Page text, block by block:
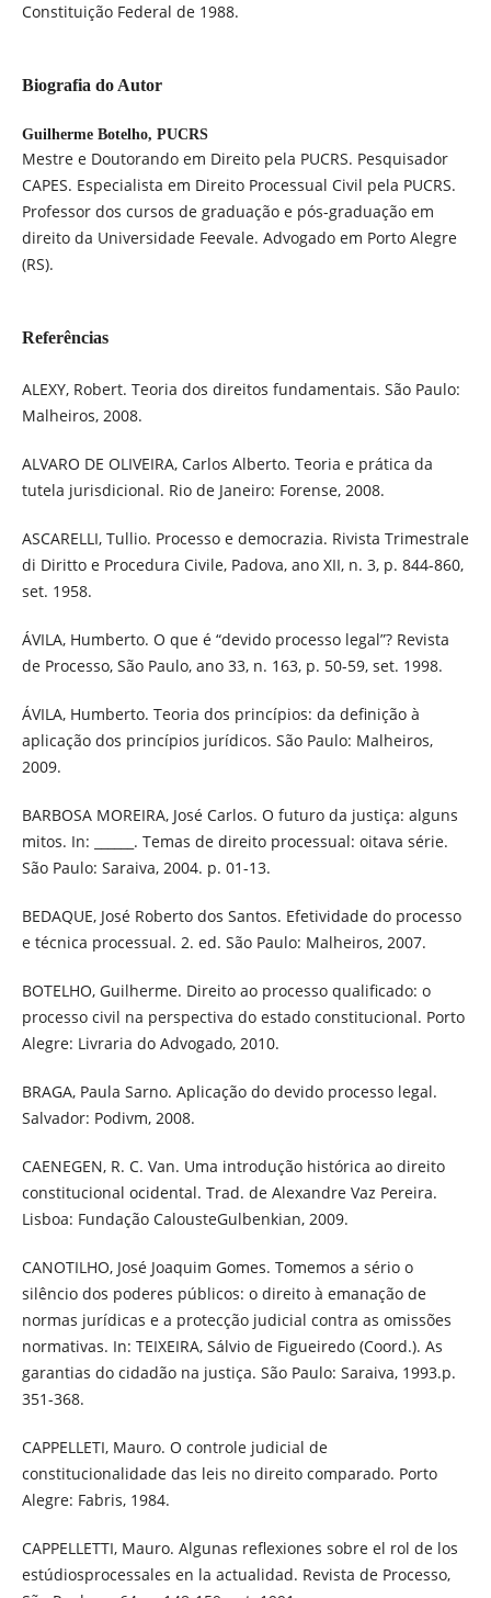
Constituição Federal de 1988.
Biografia do Autor
Guilherme Botelho, PUCRS
Mestre e Doutorando em Direito pela PUCRS. Pesquisador
CAPES. Especialista em Direito Processual Civil pela PUCRS.
Professor dos cursos de graduação e pós-graduação em
direito da Universidade Feevale. Advogado em Porto Alegre
(RS).
Referências
ALEXY, Robert. Teoria dos direitos fundamentais. São Paulo:
Malheiros, 2008.
ALVARO DE OLIVEIRA, Carlos Alberto. Teoria e prática da
tutela jurisdicional. Rio de Janeiro: Forense, 2008.
ASCARELLI, Tullio. Processo e democrazia. Rivista Trimestrale
di Diritto e Procedura Civile, Padova, ano XII, n. 3, p. 844-860,
set. 1958.
ÁVILA, Humberto. O que é “devido processo legal”? Revista
de Processo, São Paulo, ano 33, n. 163, p. 50-59, set. 1998.
ÁVILA, Humberto. Teoria dos princípios: da definição à
aplicação dos princípios jurídicos. São Paulo: Malheiros,
2009.
BARBOSA MOREIRA, José Carlos. O futuro da justiça: alguns
mitos. In: ______. Temas de direito processual: oitava série.
São Paulo: Saraiva, 2004. p. 01-13.
BEDAQUE, José Roberto dos Santos. Efetividade do processo
e técnica processual. 2. ed. São Paulo: Malheiros, 2007.
BOTELHO, Guilherme. Direito ao processo qualificado: o
processo civil na perspectiva do estado constitucional. Porto
Alegre: Livraria do Advogado, 2010.
BRAGA, Paula Sarno. Aplicação do devido processo legal.
Salvador: Podivm, 2008.
CAENEGEN, R. C. Van. Uma introdução histórica ao direito
constitucional ocidental. Trad. de Alexandre Vaz Pereira.
Lisboa: Fundação CalousteGulbenkian, 2009.
CANOTILHO, José Joaquim Gomes. Tomemos a sério o
silêncio dos poderes públicos: o direito à emanação de
normas jurídicas e a protecção judicial contra as omissões
normativas. In: TEIXEIRA, Sálvio de Figueiredo (Coord.). As
garantias do cidadão na justiça. São Paulo: Saraiva, 1993.p.
351-368.
CAPPELLETI, Mauro. O controle judicial de
constitucionalidade das leis no direito comparado. Porto
Alegre: Fabris, 1984.
CAPPELLETTI, Mauro. Algunas reflexiones sobre el rol de los
estúdiosprocessales en la actualidad. Revista de Processo,